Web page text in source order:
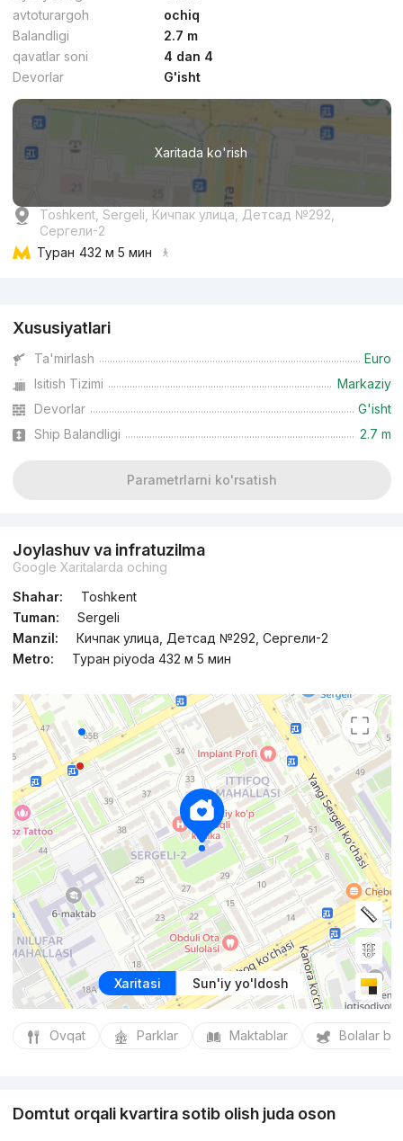
avtoturargoh
ochiq
Balandligi
2.7 m
qavatlar soni
4 dan 4
Devorlar
G'isht
Xaritada ko'rish
Toshkent, Sergeli, Кичпак улица, Детсад №292,
Сергели-2
Туран 432 м 5 мин
Xususiyatlari
Ta'mirlash
Euro
Isitish Tizimi
Markaziy
Devorlar
G'isht
Ship Balandligi
2.7 m
Parametrlarni ko'rsatish
Joylashuv va infratuzilma
Google Xaritalarda oching
Shahar:
Toshkent
Tuman:
Sergeli
Manzil:
Кичпак улица, Детсад №292, Сергели-2
Metro:
Туран piyoda 432 м 5 мин
Xaritasi Sun'iy yo'ldosh
Ovqat Parklar Maktablar Bolalar
Domtut orqali kvartira sotib olish juda oson